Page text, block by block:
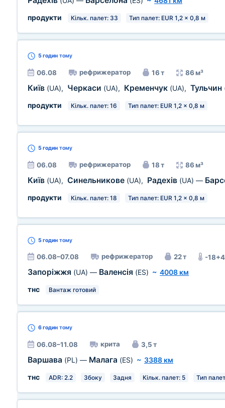
продукти
Кільк. палет: 33 Тип палет: EUR 1,2 x 0,8 м
5 годин тому
06.08 рефрижератор 16 т 86 м³
Київ (UA), Черкаси (UA), Кременчук (UA), Тульчин
продукти
Кільк. палет: 16 Тип палет: EUR 1,2 x 0,8 м
5 годин тому
06.08 рефрижератор 18 т 86 м³
Київ (UA), Синельникове (UA), Радехів (UA) —
продукти Кільк. палет: 18 Тип палет: EUR 1,2 x 0,8 м
5 годин тому
06.08–07.08 рефрижератор 22 т -
Запоріжжя (UA) — Валенсія (ES) ~ 4008 км
тнс
Вантаж готовий
6 годин тому
06.08–11.08 крита 3,5 т
Варшава (PL) — Малага (ES) ~ 3388 км
тнс
ADR: 2.2 Збоку Задня Кільк. палет: 5 Тип